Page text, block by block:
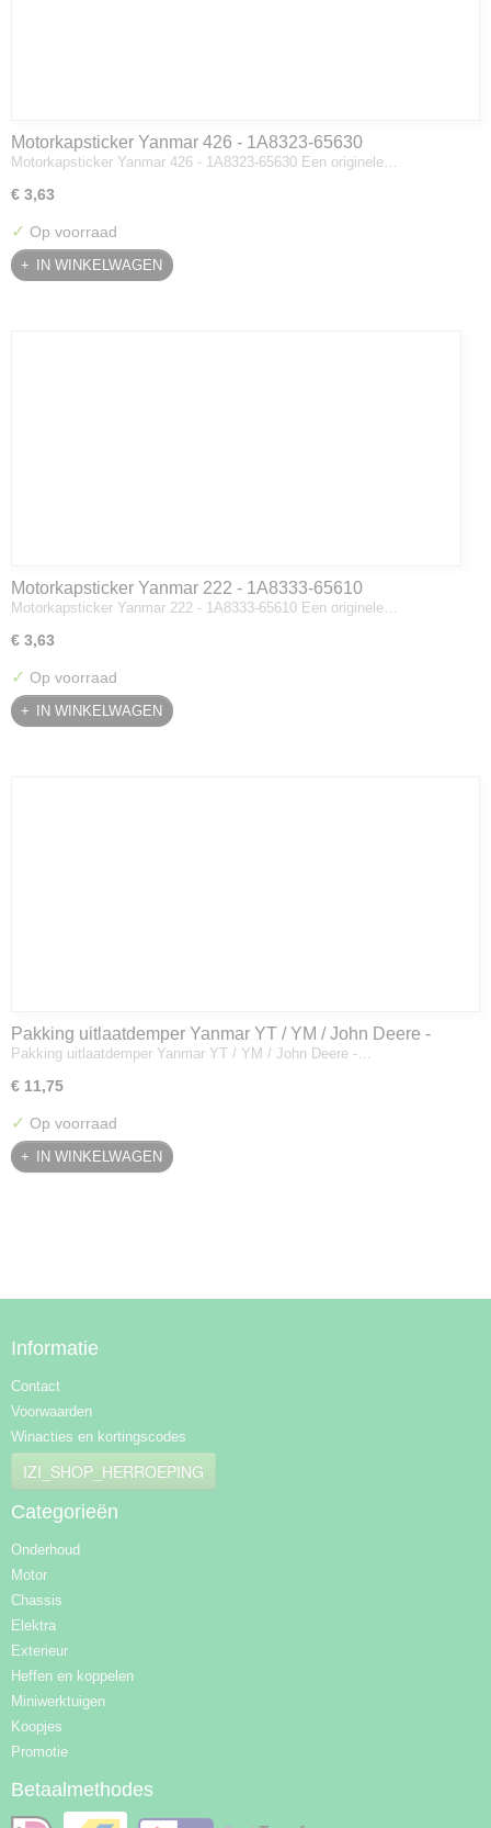
Motorkapsticker Yanmar 426 - 1A8323-65630
Motorkapsticker Yanmar 426 - 1A8323-65630 Een originele…
€ 3,63
✓ Op voorraad
IN WINKELWAGEN
Motorkapsticker Yanmar 222 - 1A8333-65610
Motorkapsticker Yanmar 222 - 1A8333-65610 Een originele…
€ 3,63
✓ Op voorraad
IN WINKELWAGEN
Pakking uitlaatdemper Yanmar YT / YM / John Deere -
128300-13230
Pakking uitlaatdemper Yanmar YT / YM / John Deere -…
€ 11,75
✓ Op voorraad
IN WINKELWAGEN
Informatie
Contact
Voorwaarden
Winacties en kortingscodes
IZI_SHOP_HERROEPING
Categorieën
Onderhoud
Motor
Chassis
Elektra
Exterieur
Heffen en koppelen
Miniwerktuigen
Koopjes
Promotie
Betaalmethodes